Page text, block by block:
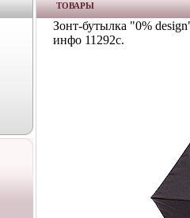
ТОВАРЫ
Зонт-бутылка "0%
инфо 11292c.